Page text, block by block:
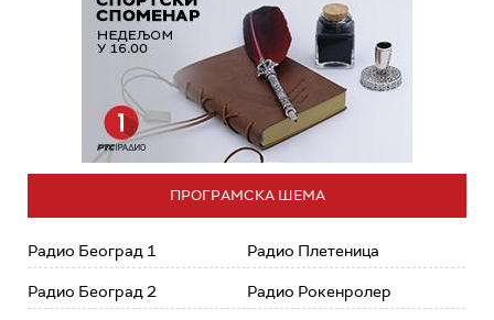
ПРОГРАМСКА ШЕМА
Радио Београд 1
Радио Београд 2
Радио Плетеница
Радио Рокенролер